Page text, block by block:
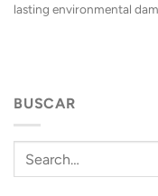
lasting environmental
BUSCAR